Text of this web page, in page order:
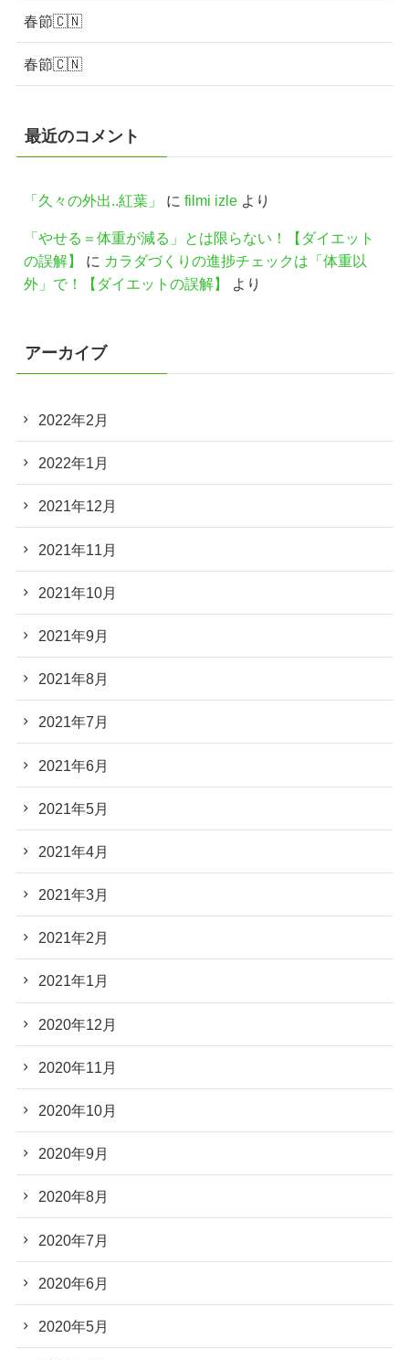
春節🇨🇳
春節🇨🇳
最近のコメント
「久々の外出..紅葉」 に filmi izleより
「やせる＝体重が減る」とは限らない！【ダイエット
の誤解】
に カラダづくりの進捗チェックは「体重以
外」で！【ダイエットの誤解】
より
アーカイブ
2022年2月
2022年1月
2021年12月
2021年11月
2021年10月
2021年9月
2021年8月
2021年7月
2021年6月
2021年5月
2021年4月
2021年3月
2021年2月
2021年1月
2020年12月
2020年11月
2020年10月
2020年9月
2020年8月
2020年7月
2020年6月
2020年5月